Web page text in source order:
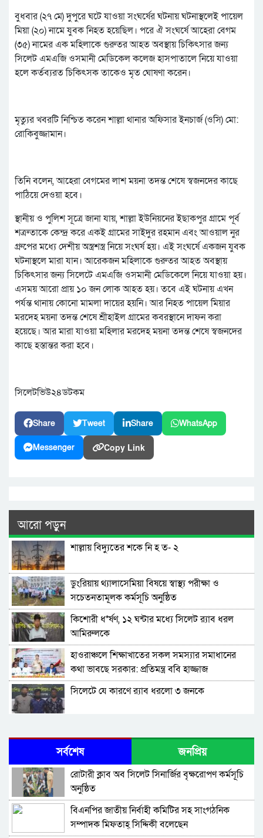
বুধবার (২৭ মে) দুপুরে ঘটে যাওয়া সংঘর্ষের ঘটনায় ঘটনাস্থলেই পায়েল
মিয়া (২০) নামে যুবক নিহত হয়েছিল। পরে ঐ সংঘর্ষে আহেরা বেগম
(৩৫) নামের এক মহিলাকে গুরুতর আহত অবস্থায় চিকিৎসার জন্য
সিলেট এমএজি ওসমানী মেডিকেল কলেজ হাসপাতালে নিয়ে যাওয়া
হলে কর্তব্যরত চিকিৎসক তাকেও মৃত ঘোষণা করেন।
মৃত্যুর খবরটি নিশ্চিত করেন শাল্লা থানার অফিসার ইনচার্জ (ওসি) মো:
রোকিবুজ্জামান।
তিনি বলেন, আহেরা বেগমের লাশ ময়না তদন্ত শেষে স্বজনদের কাছে
পাঠিয়ে দেওয়া হবে।
​স্থানীয় ও পুলিশ সূত্রে জানা যায়, শাল্লা ইউনিয়নের ইছাকপুর গ্রামে পূর্ব
শত্রুতাকে কেন্দ্র করে একই গ্রামের সাইদুর রহমান এবং আওয়াল নুর
গ্রুপের মধ্যে দেশীয় অস্ত্রশস্ত্র নিয়ে সংঘর্ষ হয়। এই সংঘর্ষে একজন যুবক
ঘটনাস্থলে মারা যান। আরেকজন মহিলাকে গুরুতর আহত অবস্থায়
চিকিৎসার জন্য সিলেটে এমএজি ওসমানী মেডিকেলে নিয়ে যাওয়া হয়।
এসময় আরো প্রায় ১০ জন লোক আহত হয়। তবে এই ঘটনায় এখন
পর্যন্ত থানায় কোনো মামলা দায়ের হয়নি। আর নিহত পায়েল মিয়ার
মরদেহ ময়না তদন্ত শেষে শ্রীহাইল গ্রামের কবরস্থানে দাফন করা
হয়েছে। আর মারা যাওয়া মহিলার মরদেহ ময়না তদন্ত শেষে স্বজনদের
কাছে হস্তান্তর করা হবে।
সিলেটভিউ২৪ডটকম
Share Tweet Share WhatsApp
Messenger Copy Link
আরো পড়ুন
শাল্লায় বিদ্যুতের শকে নি হ ত- ২
ডুংরিয়ায় থ্যালাসেমিয়া বিষয়ে স্বাস্থ্য পরীক্ষা ও
সচেতনতামূলক কর্মসূচি অনুষ্ঠিত
কিশোরী ধ*র্ষণ, ১২ ঘন্টার মধ্যে সিলেট র‌্যাব ধরল
আমিরুলকে
হাওরাঞ্চলে শিক্ষাখাতের সকল সমস্যার সমাধানের
কথা ভাবছে সরকার: প্রতিমন্ত্র ববি হাজ্জাজ
সিলেটে যে কারণে র‌্যাব ধরলো ৩ জনকে
উপায়: এমপি নুরুল
আত্মগোপনে থাকা ১১ মা ম লা র আসামি দেলোয়ার
গ্রে*ফ*তা*র
সিলেটে র‌্যাব দেখে দৌড় দিলেন কাজল, অতঃপর…
নৌকায় করে কিশোরী অ প হ র ণ, র‌্যাব ধরলো
সর্বশেষ জনপ্রিয়
রোটারী ক্লাব অব সিলেট সিনার্জির বৃক্ষরোপণ কর্মসূচি
অনুষ্ঠিত
বিএনপির জাতীয় নির্বাহী কমিটির সহ সাংগঠনিক
সম্পাদক মিফতাহ্ সিদ্দিকী বলেছেন